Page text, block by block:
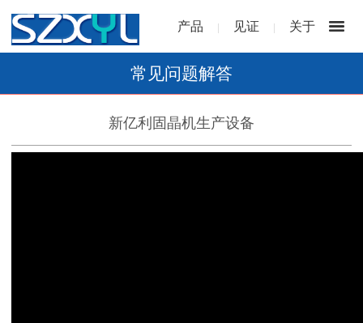
产品 | 见证 | 关于
常见问题解答
新亿利固晶机生产设备